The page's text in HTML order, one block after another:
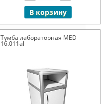
В корзину
Тумба лабораторная MED
16.011al